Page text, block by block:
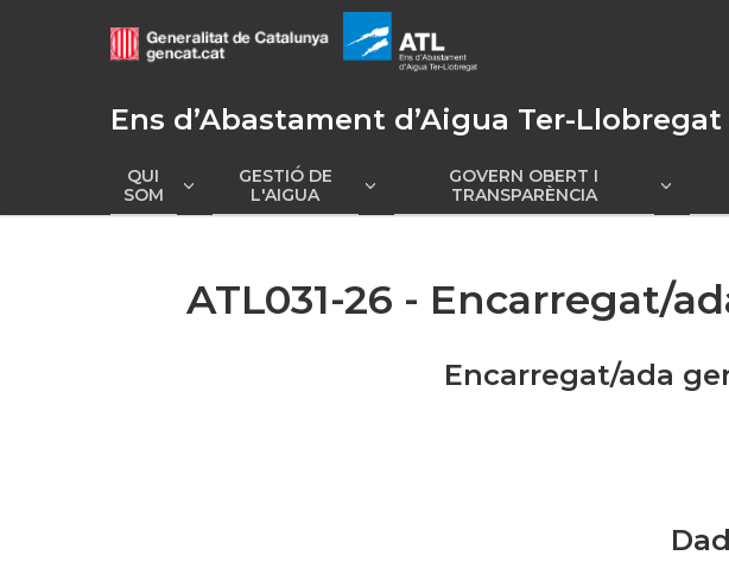
Ens d’Abastament d’Aigua Ter-Llobregat
QUI
SOM
Mostrar
GESTIÓ DE
L'AIGUA
Mostrar
GOVERN OBERT I
TRANSPARÈNCIA
ATL031-26 - Encarregat/
Encarregat/ada